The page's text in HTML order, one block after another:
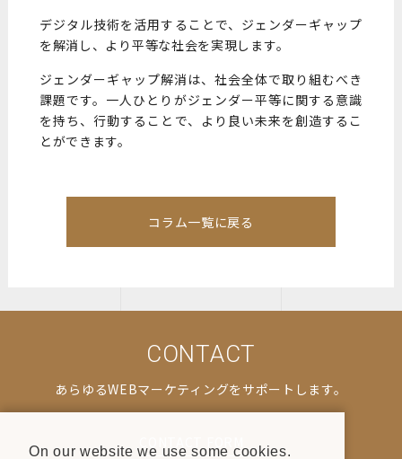
デジタル技術を活用することで、ジェンダーギャップ
を解消し、より平等な社会を実現します。
ジェンダーギャップ解消は、社会全体で取り組むべき
課題です。一人ひとりがジェンダー平等に関する意識
を持ち、行動することで、より良い未来を創造するこ
とができます。
コラム一覧に戻る
CONTACT
あらゆるWEBマーケティングをサポートします。
On our website we use some cookies.